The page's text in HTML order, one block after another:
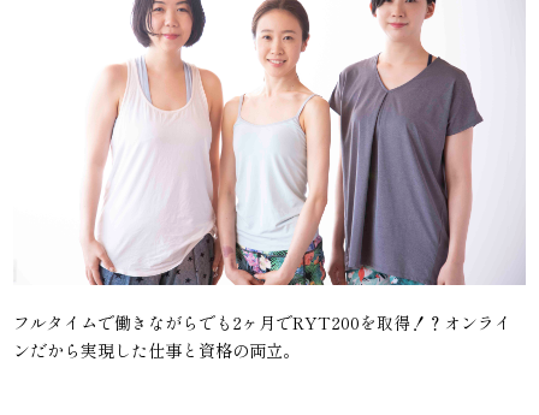
フルタイムで働きながらでも2ヶ月でRYT200を取得！？オンライ
ンだから実現した仕事と資格の両立。